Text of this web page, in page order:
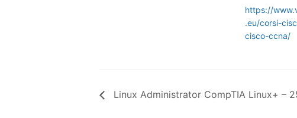
https://
.eu/corsi-
cisco-ccna/
Linux Administrator CompTIA Linux+ –